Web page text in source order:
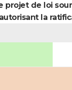
projet de loi
la